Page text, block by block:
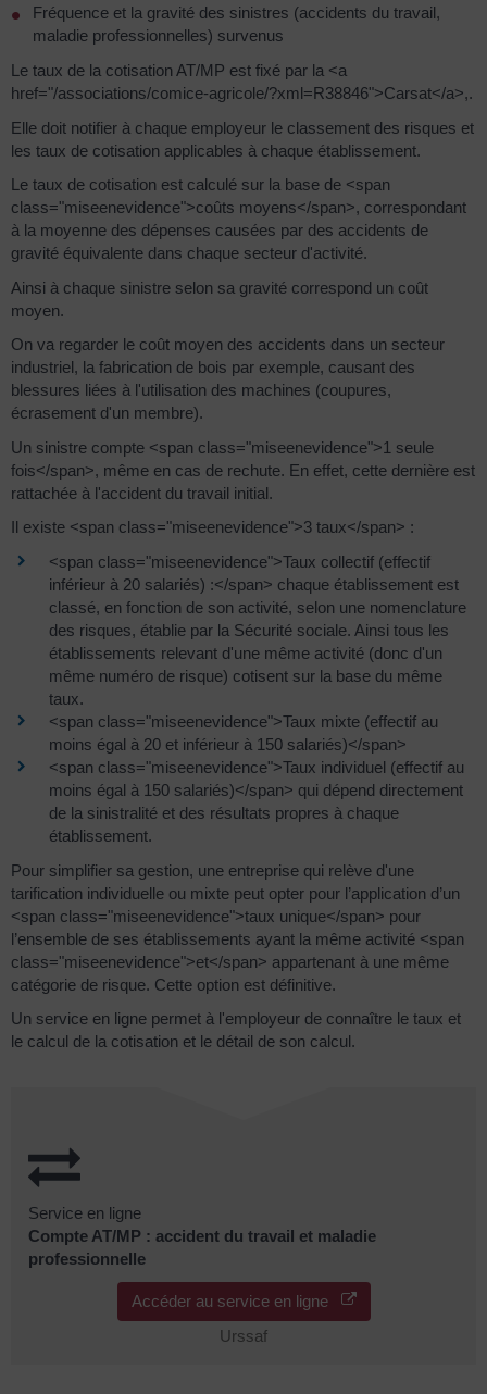
Fréquence et la gravité des sinistres (accidents du travail,
maladie professionnelles) survenus
Le taux de la cotisation AT/MP est fixé par la <a
href="/associations/comice-agricole/?xml=R38846">Carsat</a>,.
Elle doit notifier à chaque employeur le classement des risques et
les taux de cotisation applicables à chaque établissement.
Le taux de cotisation est calculé sur la base de <span
class="miseenevidence">coûts moyens</span>, correspondant
à la moyenne des dépenses causées par des accidents de
gravité équivalente dans chaque secteur d'activité.
Ainsi à chaque sinistre selon sa gravité correspond un coût
moyen.
On va regarder le coût moyen des accidents dans un secteur
industriel, la fabrication de bois par exemple, causant des
blessures liées à l'utilisation des machines (coupures,
écrasement d'un membre).
Un sinistre compte <span class="miseenevidence">1 seule
fois</span>, même en cas de rechute. En effet, cette dernière est
rattachée à l'accident du travail initial.
Il existe <span class="miseenevidence">3 taux</span> :
<span class="miseenevidence">Taux collectif (effectif
inférieur à 20 salariés) :</span> chaque établissement est
classé, en fonction de son activité, selon une nomenclature
des risques, établie par la Sécurité sociale. Ainsi tous les
établissements relevant d'une même activité (donc d'un
même numéro de risque) cotisent sur la base du même
taux.
<span class="miseenevidence">Taux mixte (effectif au
moins égal à 20 et inférieur à 150 salariés)</span>
<span class="miseenevidence">Taux individuel (effectif au
moins égal à 150 salariés)</span> qui dépend directement
de la sinistralité et des résultats propres à chaque
établissement.
Pour simplifier sa gestion, une entreprise qui relève d'une
tarification individuelle ou mixte peut opter pour l’application d’un
<span class="miseenevidence">taux unique</span> pour
l’ensemble de ses établissements ayant la même activité <span
class="miseenevidence">et</span> appartenant à une même
catégorie de risque. Cette option est définitive.
Un service en ligne permet à l'employeur de connaître le taux et
le calcul de la cotisation et le détail de son calcul.
Service en ligne
Compte AT/MP : accident du travail et maladie
professionnelle
Accéder au service en ligne
Urssaf